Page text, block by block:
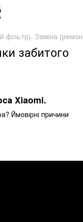
фільтр). Заміна
забитого
Xiaomi.
Ймовірні причини